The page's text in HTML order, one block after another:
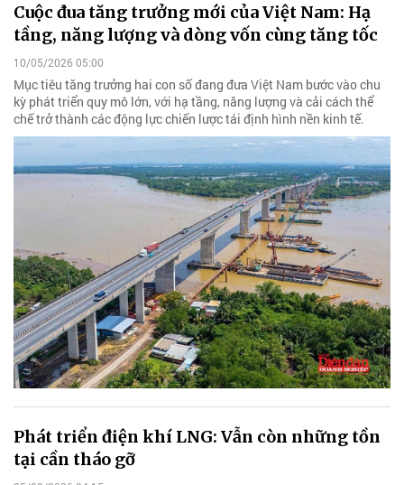
Cuộc đua tăng trưởng mới của Việt Nam: Hạ
tầng, năng lượng và dòng vốn cùng tăng tốc
10/05/2026 05:00
Mục tiêu tăng trưởng hai con số đang đưa Việt Nam bước vào chu
kỳ phát triển quy mô lớn, với hạ tầng, năng lượng và cải cách thể
chế trở thành các động lực chiến lược tái định hình nền kinh tế.
Phát triển điện khí LNG: Vẫn còn những tồn
tại cần tháo gỡ